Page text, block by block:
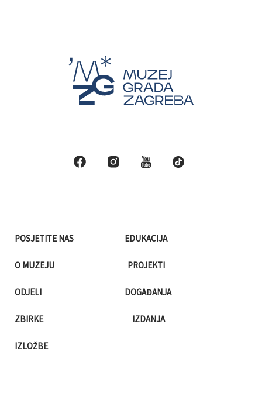
POSJETITE NAS
O MUZEJU
ODJELI
ZBIRKE
IZLOŽBE
EDUKACIJA
PROJEKTI
DOGAĐANJA
IZDANJA